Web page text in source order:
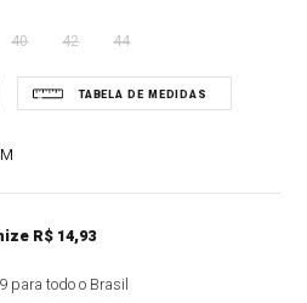
40 42 44
R$ 14,93
para todo o Brasil